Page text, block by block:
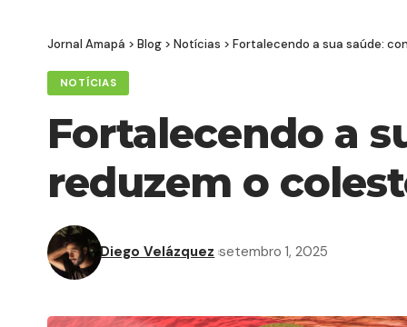
Jornal Amapá > Blog > Notícias > Fortalecendo a sua saúde:
NOTÍCIAS
Fortalecendo a
reduzem o
Diego Velázquez setembro 1, 2025